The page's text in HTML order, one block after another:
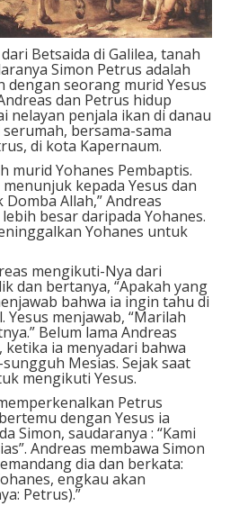
Betsaida di Galilea, tanah
Simon Petrus adalah
seorang murid Yesus
dan Petrus hidup
nelayan penjala ikan di danau
bersama-sama
di kota Kapernaum.
murid Yohanes Pembaptis.
kepada Yesus dan
Allah,” Andreas
besar daripada Yohanes.
Yohanes untuk
mengikuti-Nya dari
dan bertanya, “Apakah yang
bahwa ia ingin tahu di
Yesus menjawab, “Marilah
Belum lama Andreas
ia menyadari bahwa
Mesias. Sejak saat
mengikuti Yesus.
Petrus
dengan Yesus ia
Simon, saudaranya : “Kami
Andreas membawa Simon
dia dan berkata:
engkau akan
Petrus).”